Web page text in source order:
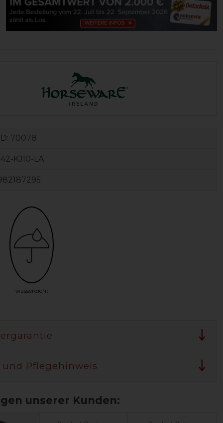
70078
KJI0-LA
wasserdicht
und Pflegehinweis